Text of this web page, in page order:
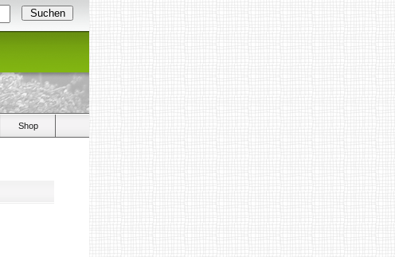
Shop